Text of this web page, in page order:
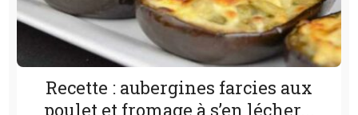
Recette : aubergines farcies aux
poulet et fromage à s’en lécher...